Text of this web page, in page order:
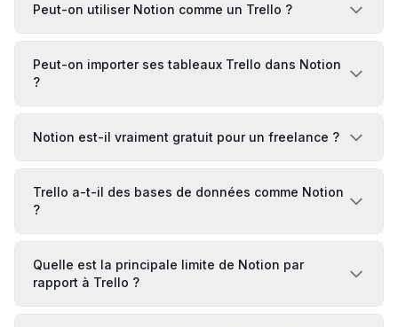
Peut-on utiliser Notion comme un Trello ?
Peut-on importer ses tableaux Trello dans Notion
?
Notion est-il vraiment gratuit pour un freelance ?
Trello a-t-il des bases de données comme Notion
?
Quelle est la principale limite de Notion par
rapport à Trello ?